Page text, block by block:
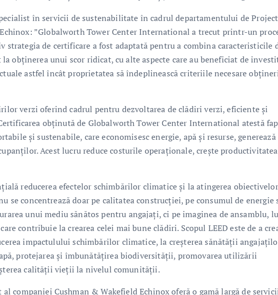
în servicii de sustenabilitate în cadrul departamentului de Project
”Globalworth Tower Center International a trecut printr-un
strategia de certificare a fost adaptată pentru a combina caracteristicile
obținerea unui scor ridicat, cu alte aspecte care au beneficiat de
astfel încât proprietatea să îndeplinească criteriile necesare
verzi oferind cadrul pentru dezvoltarea de clădiri verzi, eficiente și
obținută de Globalworth Tower Center International atestă
și sustenabile, care economisesc energie, apă și resurse, generează
Acest lucru reduce costurile operaționale, crește
reducerea efectelor schimbărilor climatice și la atingerea obiectivelor
se concentrează doar pe calitatea construcției, pe consumul de energie
unui mediu sănătos pentru angajați, ci pe imaginea de ansamblu,
contribuie la crearea celei mai bune clădiri. Scopul LEED este de a
impactulului schimbărilor climatice, la creșterea sănătății
protejarea și îmbunătățirea biodiversității, promovarea utilizării
calității vieții la nivelul comunității.
companiei Cushman & Wakefield Echinox oferă o gamă largă de